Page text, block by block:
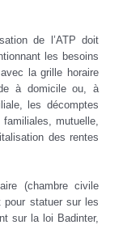
de l’ATP doit
les besoins
la grille horaire
à domicile ou, à
les décomptes
mutuelle,
des rentes
(chambre civile
pour statuer sur les
sur la loi Badinter,